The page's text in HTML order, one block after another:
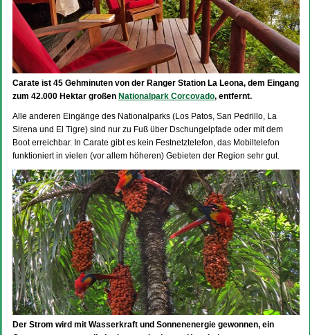
Carate ist 45 Gehminuten von der Ranger Station La Leona, dem Eingang
zum 42.000 Hektar großen Nationalpark Corcovado, entfernt.
Alle anderen Eingänge des Nationalparks (Los Patos, San Pedrillo, La
Sirena und El Tigre) sind nur zu Fuß über Dschungelpfade oder mit dem
Boot erreichbar. In Carate gibt es kein Festnetztelefon, das Mobiltelefon
funktioniert in vielen (vor allem höheren) Gebieten der Region sehr gut.
Der Strom wird mit Wasserkraft und Sonnenenergie gewonnen, ein